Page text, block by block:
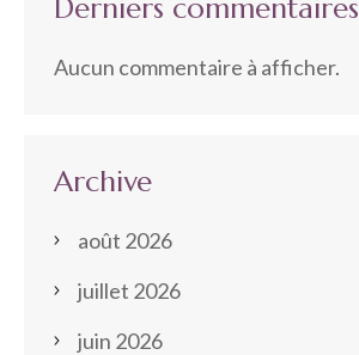
Derniers commentaires
Aucun commentaire à afficher.
Archive
août 2026
juillet 2026
juin 2026